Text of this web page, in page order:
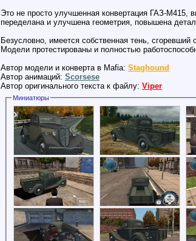
Это не просто улучшенная конвертация ГАЗ-М415,
переделана и улучшена геометрия, повышена
Безусловно, имеется собственная тень,
Модели протестированы и полностью
Автор модели и конверта в Mafia: Staghound
Автор анимаций: Scorsese
Автор оригинального текста к файлу: Viper
Миниатюры